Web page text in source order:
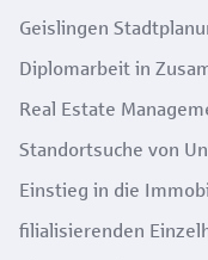
Geislingen
Diplomarbeit in
Real Estate
Standortsuche von
Einstieg in die
filialisierenden